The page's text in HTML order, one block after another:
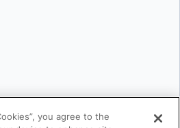
you agree to the